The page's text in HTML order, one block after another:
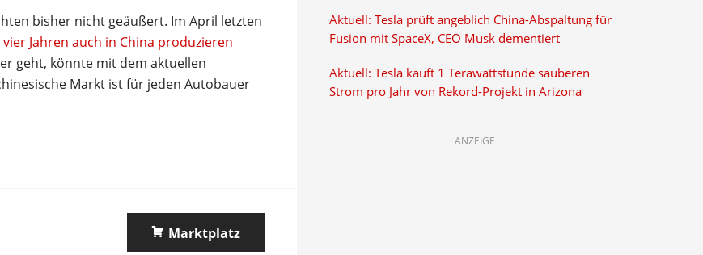
bisher nicht geäußert. Im April letzten
Jahren auch in China produzieren
geht, könnte mit dem aktuellen
Markt ist für jeden Autobauer
Marktplatz
Aktuell: Tesla prüft angeblich China-Abspaltung für
Fusion mit SpaceX, CEO Musk dementiert
Aktuell: Tesla kauft 1 Terawattstunde sauberen
Strom pro Jahr von Rekord-Projekt in Arizona
ANZEIGE